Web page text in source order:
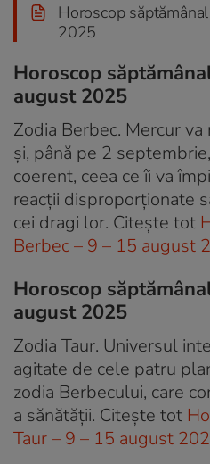
Horoscop
2025
Horoscop
august 2025
Zodia Berbec. Mercur
și, până pe 2
coerent, ceea ce îi va
reacții disproporționate
cei dragi lor. Citește tot
Berbec – 9 – 15 august
Horoscop
august 2025
Zodia Taur. Universul
agitate de cele patru
zodia Berbecului, care
a sănătății. Citește tot
Taur – 9 – 15 august